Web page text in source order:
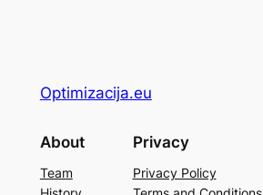
Optimizacija.eu
About
Team
Privacy
Privacy Policy